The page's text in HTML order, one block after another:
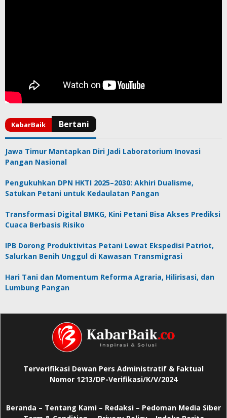
Jawa Timur Mantapkan Diri Jadi Laboratorium Inovasi
Pangan Nasional
Pengukuhkan DPN HKTI 2025–2030: Akhiri Dualisme,
Satukan Petani untuk Kedaulatan Pangan
Transformasi Digital BMKG, Kini Petani Bisa Akses Prediksi
Cuaca Berbasis Risiko
IPB Dorong Produktivitas Petani Lewat Ekspedisi Patriot,
Salurkan Benih Unggul di Kawasan Transmigrasi
Hari Tani dan Momentum Reforma Agraria, Hilirisasi, dan
Lumbung Pangan
Terverifikasi Dewan Pers Administratif & Faktual
Nomor 1213/DP-Verifikasi/K/V/2024
Beranda – Tentang Kami – Redaksi – Pedoman Media Siber